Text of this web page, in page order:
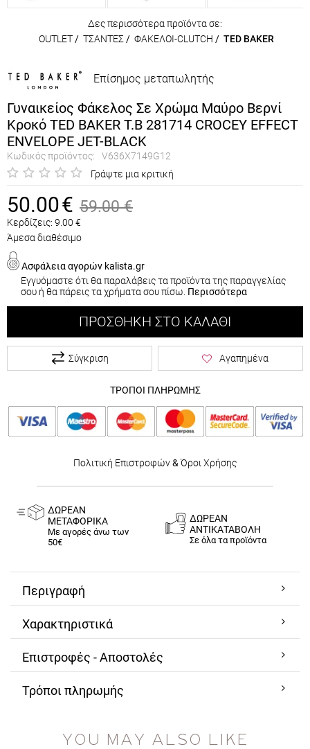
Δες περισσότερα προϊόντα σε:
OUTLET/ ΤΣΑΝΤΕΣ / ΦΑΚΕΛΟΙ-CLUTCH / TED BAKER
Επίσημος μεταπωλητής
Γυναικείος Φάκελος Σε Χρώμα Μαύρο Βερνί
Κροκό TED BAKER T.B 281714 CROCEY EFFECT
ENVELOPE JET-BLACK
Κωδικός προϊόντος:
V636X7149G12
Γράψτε μια κριτική
50.00€ 59.00 €
Κερδίζεις: 9.00 €
Άμεσα διαθέσιμο
Ασφάλεια αγορών kalista.gr
Εγγυόμαστε ότι θα παραλάβεις τα προϊόντα της παραγγελίας
σου ή θα πάρεις τα χρήματα σου πίσω. Περισσότερα
ΠΡΟΣΘΉΚΗ ΣΤΟ ΚΑΛΆΘΙ
Σύγκριση Αγαπημένα
ΤΡΟΠΟΙ ΠΛΗΡΩΜΗΣ
Πολιτική Επιστροφών& Όροι Χρήσης
ΔΩΡΕΑΝ
ΜΕΤΑΦΟΡΙΚΑ
Με αγορές άνω των
50€
ΔΩΡΕΑΝ
ΑΝΤΙΚΑΤΑΒΟΛΗ
Σε όλα τα προϊόντα
Περιγραφή
Χαρακτηριστικά
Επιστροφές - Αποστολές
Τρόποι πληρωμής
YOU MAY ALSO LIKE